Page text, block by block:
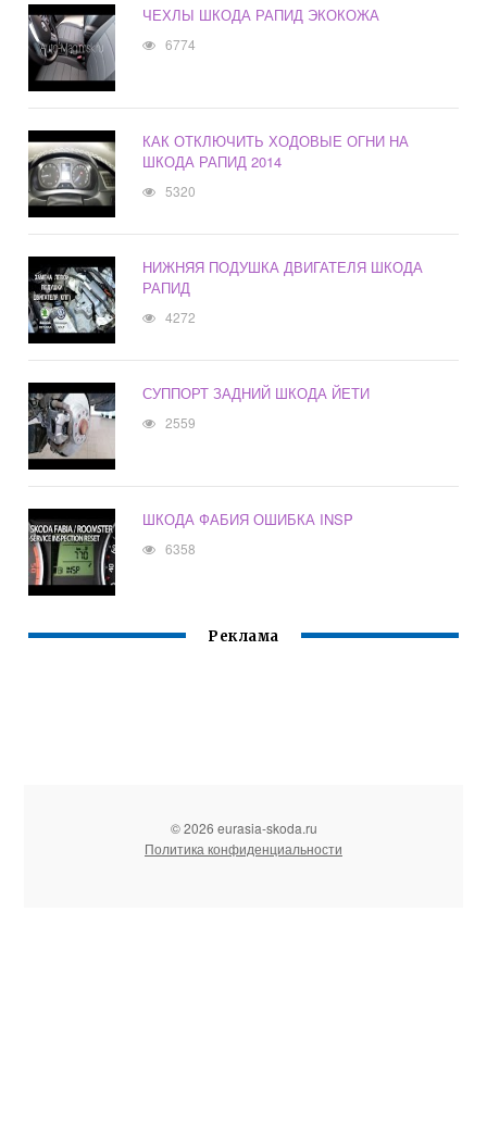
ЧЕХЛЫ ШКОДА РАПИД ЭКОКОЖА
6774
КАК ОТКЛЮЧИТЬ ХОДОВЫЕ ОГНИ НА
ШКОДА РАПИД 2014
5320
НИЖНЯЯ ПОДУШКА ДВИГАТЕЛЯ ШКОДА
РАПИД
4272
СУППОРТ ЗАДНИЙ ШКОДА ЙЕТИ
2559
ШКОДА ФАБИЯ ОШИБКА INSP
6358
Реклама
© 2026 eurasia-skoda.ru
Политика конфиденциальности